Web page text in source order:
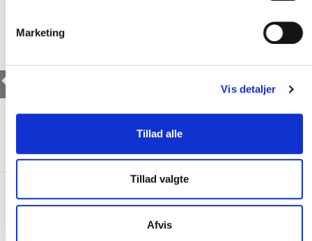
Marketing
Vis detaljer
Tillad alle
Tillad valgte
Afvis